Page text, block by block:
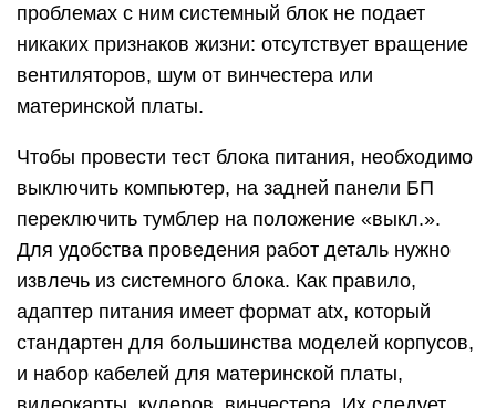
проблемах с ним системный блок не подает
никаких признаков жизни: отсутствует вращение
вентиляторов, шум от винчестера или
материнской платы.
Чтобы провести тест блока питания, необходимо
выключить компьютер, на задней панели БП
переключить тумблер на положение «выкл.».
Для удобства проведения работ деталь нужно
извлечь из системного блока. Как правило,
адаптер питания имеет формат atx, который
стандартен для большинства моделей корпусов,
и набор кабелей для материнской платы,